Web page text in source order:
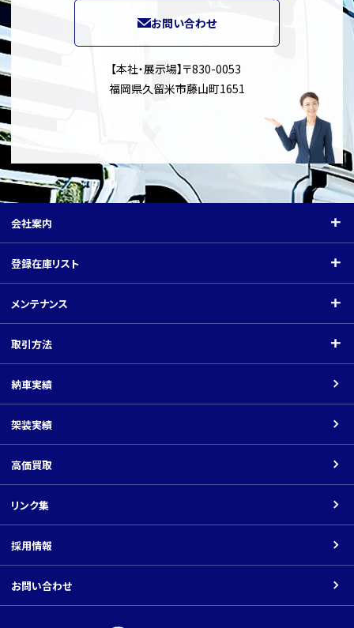
お問い合わせ
【本社・展示場】〒830-0053
福岡県久留米市藤山町1651
会社案内
会社案内
会社概要
登録在庫リスト
登録在庫リスト
クレーン付（中型）
車載車
ダンプ
その他の車種
メンテナンス
メンテナンス
架装工場
取引方法
取引方法
ネットでのお取引の場合
振込先口座
納車実績
架装実績
高価買取
リンク集
採用情報
お問い合わせ